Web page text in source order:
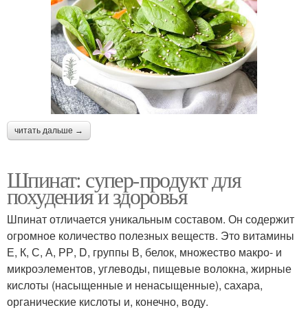
читать дальше →
Шпинат: супер-продукт для
похудения и здоровья
Шпинат отличается уникальным составом. Он содержит
огромное количество полезных веществ. Это витамины
Е, К, С, А, РР, D, группы В, белок, множество макро- и
микроэлементов, углеводы, пищевые волокна, жирные
кислоты (насыщенные и ненасыщенные), сахара,
органические кислоты и, конечно, воду.